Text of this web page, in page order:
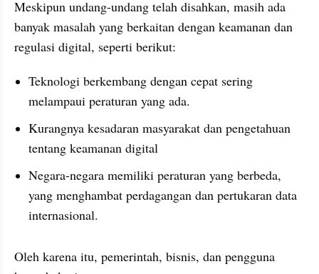
Meskipun undang-undang telah disahkan, masih ada
banyak masalah yang berkaitan dengan keamanan dan
regulasi digital, seperti berikut:
Teknologi berkembang dengan cepat sering
melampaui peraturan yang ada.
Kurangnya kesadaran masyarakat dan pengetahuan
tentang keamanan digital
Negara-negara memiliki peraturan yang berbeda,
yang menghambat perdagangan dan pertukaran data
internasional.
Oleh karena itu, pemerintah, bisnis, dan pengguna